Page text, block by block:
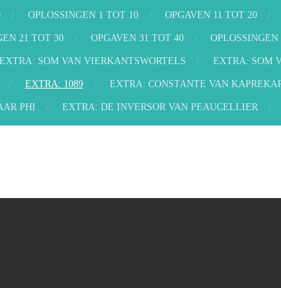
OPLOSSINGEN 1 TOT 10 OPGAVEN 11 TOT 20
21 TOT 30 OPGAVEN 31 TOT 40
EXTRA: SOM VAN VIERKANTSWORTELS EXTRA: SOM
EXTRA: 1089 EXTRA: CONSTANTE VAN
PHI EXTRA: DE INVERSOR VAN PEAUCELLIER